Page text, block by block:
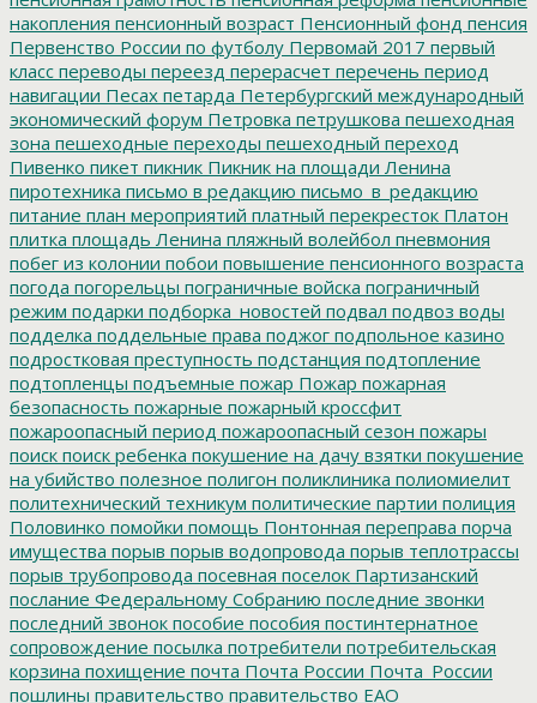
накопления пенсионный возраст Пенсионный фонд пенсия
Первенство России по футболу Первомай 2017 первый
класс переводы переезд перерасчет перечень период
навигации Песах петарда Петербургский международный
экономический форум Петровка петрушкова пешеходная
зона пешеходные переходы пешеходный переход
Пивенко пикет пикник Пикник на площади Ленина
пиротехника письмо в редакцию письмо_в_редакцию
питание план мероприятий платный перекресток Платон
плитка площадь Ленина пляжный волейбол пневмония
побег из колонии побои повышение пенсионного возраста
погода погорельцы пограничные войска пограничный
режим подарки подборка_новостей подвал подвоз воды
подделка поддельные права поджог подпольное казино
подростковая преступность подстанция подтопление
подтопленцы подъемные пожар Пожар пожарная
безопасность пожарные пожарный кроссфит
пожароопасный период пожароопасный сезон пожары
поиск поиск ребенка покушение на дачу взятки покушение
на убийство полезное полигон поликлиника полиомиелит
политехнический техникум политические партии полиция
Половинко помойки помощь Понтонная переправа порча
имущества порыв порыв водопровода порыв теплотрассы
порыв трубопровода посевная поселок Партизанский
послание Федеральному Собранию последние звонки
последний звонок пособие пособия постинтернатное
сопровождение посылка потребители потребительская
корзина похищение почта Почта России Почта_России
пошлины правительство правительство ЕАО